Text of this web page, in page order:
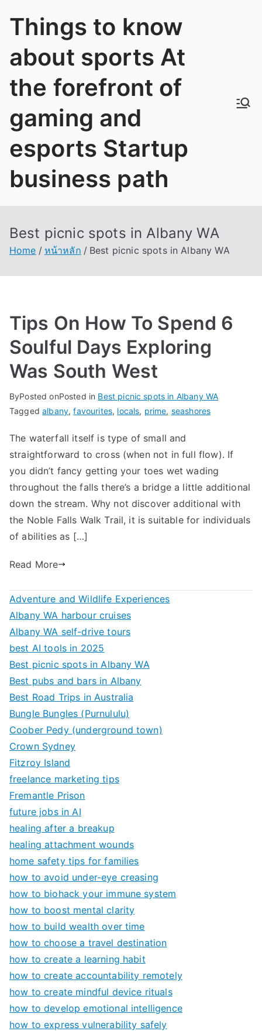
Things to know
about sports At
the forefront of
gaming and
esports Startup
business path
Best picnic spots in Albany WA
Home หน้าหลัก Best picnic spots in Albany WA
Tips On How To Spend 6
Soulful Days Exploring
Was South West
ByPosted onPosted in Best picnic spots in Albany WA
Taggedalbany,favourites, locals, prime, seashores
The waterfall itself is type of small and
straightforward to cross (when not in full flow). If
you didn’t fancy getting your toes wet wading
throughout the falls there’s a bridge a little additional
down the stream. Why not discover additional with
the Noble Falls Walk Trail, it is suitable for individuals
of abilities as […]
Read More
Adventure and Wildlife Experiences
Albany WA harbour cruises
Albany WA self-drive tours
best AI tools in 2025
Best picnic spots in Albany WA
Best pubs and bars in Albany
Best Road Trips in Australia
Bungle Bungles (Purnululu)
Coober Pedy (underground town)
Crown Sydney
Fitzroy Island
freelance marketing tips
Fremantle Prison
future jobs in AI
healing after a breakup
healing attachment wounds
home safety tips for families
how to avoid under-eye creasing
how to biohack your immune system
how to boost mental clarity
how to build wealth over time
how to choose a travel destination
how to create a learning habit
how to create accountability remotely
how to create mindful device rituals
how to develop emotional intelligence
how to express vulnerability safely